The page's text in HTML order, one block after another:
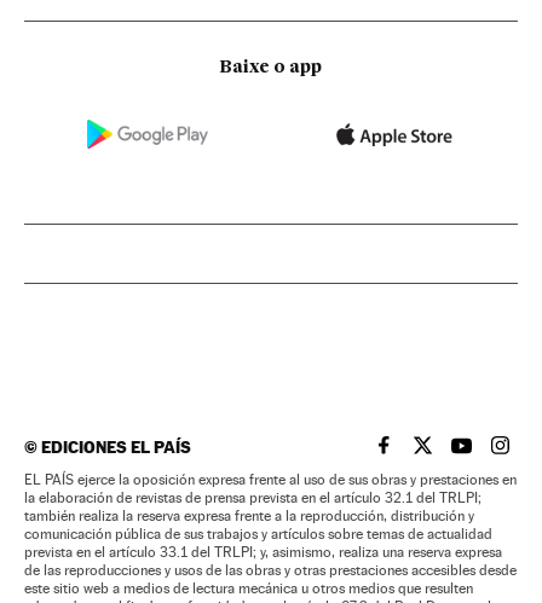
Baixe o app
©EDICIONES EL PAÍS EL PAÍS BRASIL EN
EL PAÍSEL PAÍS
EL
EL PAÍS ejerce la oposición expresa frente al uso de sus obras y prestaciones en
la elaboración de revistas de prensa prevista en el artículo 32.1 del TRLPI;
también realiza la reserva expresa frente a la reproducción, distribución y
comunicación pública de sus trabajos y artículos sobre temas de actualidad
prevista en el artículo 33.1 del TRLPI; y, asimismo, realiza una reserva expresa
de las reproducciones y usos de las obras y otras prestaciones accesibles desde
este sitio web a medios de lectura mecánica u otros medios que resulten